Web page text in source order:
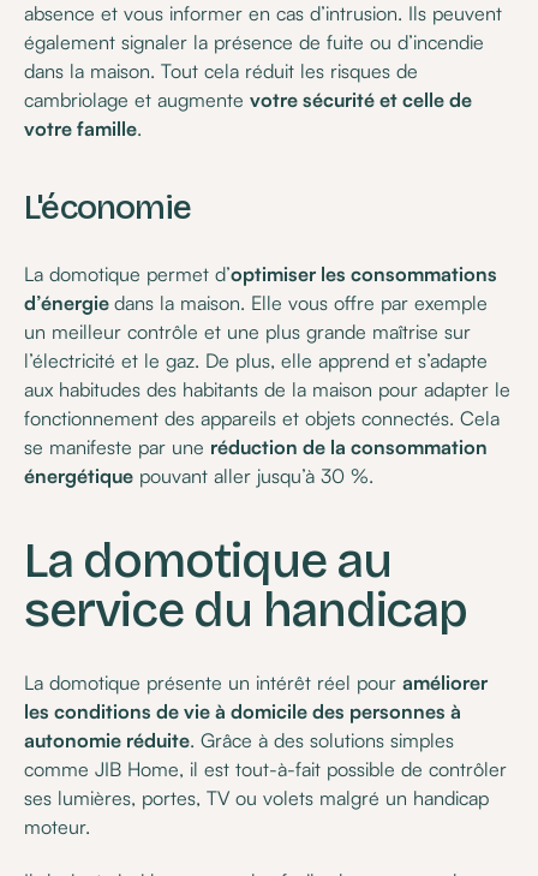
absence et vous informer en cas d’intrusion. Ils peuvent
également signaler la présence de fuite ou d’incendie
dans la maison. Tout cela réduit les risques de
cambriolage et augmentevotre sécurité et celle de
votre famille.
L'économie
La domotique permet d’optimiser les consommations
d’énergiedans la maison. Elle vous offre par exemple
un meilleur contrôle et une plus grande maîtrise sur
l’électricité et le gaz. De plus, elle apprend et s’adapte
aux habitudes des habitants de la maison pour adapter le
fonctionnement des appareils et objets connectés. Cela
se manifeste par une réduction de la consommation
énergétique pouvant aller jusqu’à 30 %.
La domotique au
service du handicap
La domotique présente un intérêt réel pouraméliorer
les conditions de vie à domicile des personnes à
autonomie réduite. Grâce à des solutions simples
comme JIB Home, il est tout-à-fait possible de contrôler
ses lumières, portes, TV ou volets malgré un handicap
moteur.